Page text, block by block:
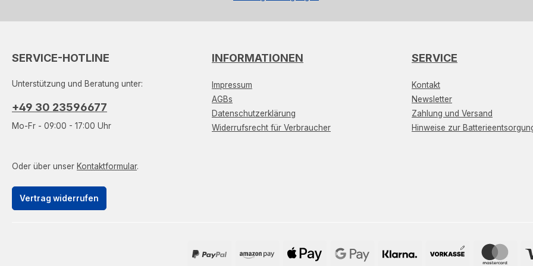
SERVICE-HOTLINE
Unterstützung und Beratung unter:
+49 30 23596677
Mo-Fr - 09:00 - 17:00 Uhr
Oder über unser Kontaktformular.
Vertrag widerrufen
INFORMATIONEN
Impressum
AGBs
Datenschutzerklärung
Widerrufsrecht für Verbraucher
SERVICE
Kontakt
Newsletter
Zahlung und Versand
Hinweise zur